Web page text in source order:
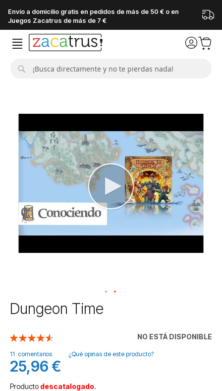
Envío a domicilio gratis en pedidos de más de 50 € o en
Juegos Zacatrus de más de 7 €
galería
imágenes
Saltar
al
de
la
galería
de
imágenes
Dungeon Time
NO ESTÁ DISPONIBLE
Valoración:
11 comentarios ¿Qué opinas de este producto?
25,96 €
Producto descatalogado.